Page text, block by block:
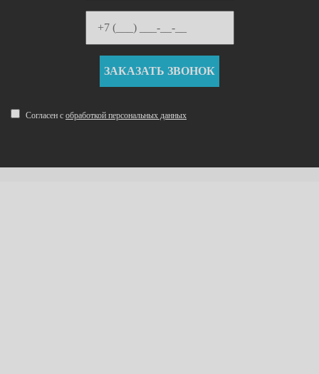
Согласен с обработкой персональных данных